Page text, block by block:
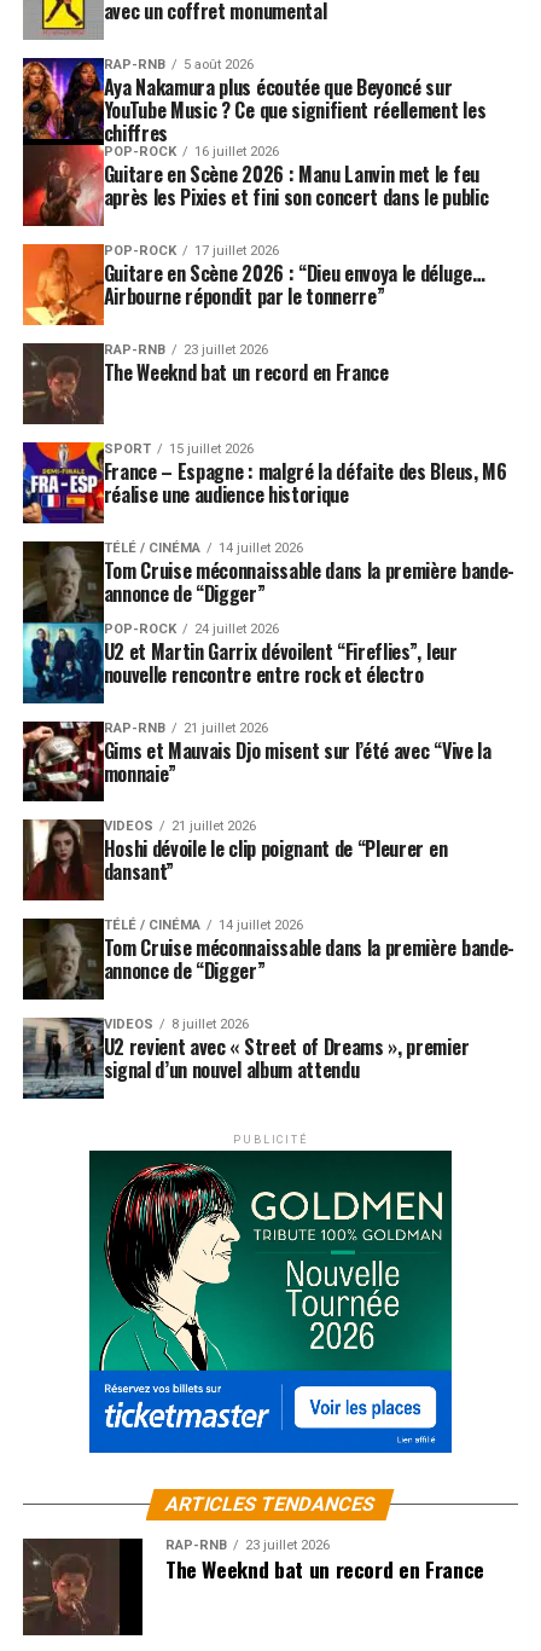
avec un coffret monumental
RAP-RNB 5 août 2026
Aya Nakamura plus écoutée que Beyoncé sur
YouTube Music ? Ce que signifient réellement les
chiffres
POP-ROCK 16 juillet 2026
Guitare en Scène 2026 : Manu Lanvin met le feu
après les Pixies et fini son concert dans le public
POP-ROCK 17 juillet 2026
Guitare en Scène 2026 : “Dieu envoya le déluge…
Airbourne répondit par le tonnerre”
RAP-RNB 23 juillet 2026
The Weeknd bat un record en France
SPORT 15 juillet 2026
France – Espagne : malgré la défaite des Bleus, M6
réalise une audience historique
TÉLÉ / CINÉMA 14 juillet 2026
Tom Cruise méconnaissable dans la première bande-
annonce de “Digger”
POP-ROCK 24 juillet 2026
U2 et Martin Garrix dévoilent “Fireflies”, leur
nouvelle rencontre entre rock et électro
RAP-RNB 21 juillet 2026
Gims et Mauvais Djo misent sur l’été avec “Vive la
monnaie”
VIDEOS 21 juillet 2026
Hoshi dévoile le clip poignant de “Pleurer en
dansant”
TÉLÉ / CINÉMA 14 juillet 2026
Tom Cruise méconnaissable dans la première bande-
annonce de “Digger”
VIDEOS 8 juillet 2026
U2 revient avec « Street of Dreams », premier
signal d’un nouvel album attendu
PUBLICITÉ
ARTICLES TENDANCES
RAP-RNB 23 juillet 2026
The Weeknd bat un record en France